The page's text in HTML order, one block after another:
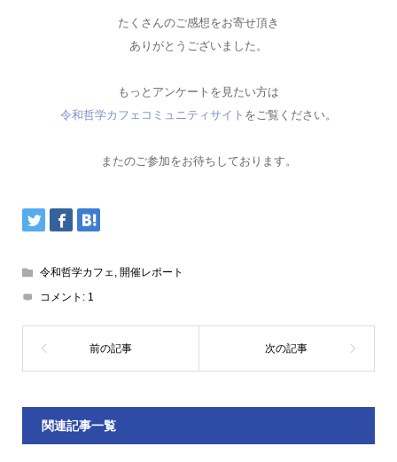
たくさんのご感想をお寄せ頂き
ありがとうございました。
もっとアンケートを見たい方は
令和哲学カフェコミュニティサイト をご覧ください。
またのご参加をお待ちしております。
令和哲学カフェ, 開催レポート
コメント: 1
関連記事一覧